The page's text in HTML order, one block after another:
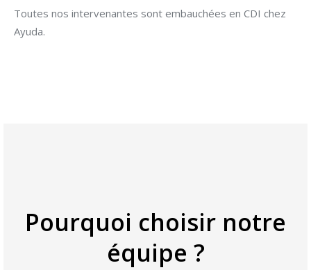
Toutes nos intervenantes sont embauchées en CDI chez
Ayuda.
Pourquoi choisir notre
équipe ?